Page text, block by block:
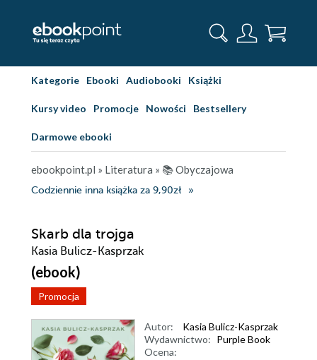
Kategorie Ebooki Audiobooki Książki
Kursy video Promocje Nowości Bestsellery
Darmowe ebooki
ebookpoint.pl » Literatura » 📚 Obyczajowa
Codziennie inna książka za 9,90zł
Skarb dla trojga
Kasia Bulicz-Kasprzak
(ebook)
Promocja
Autor:
Kasia Bulicz-Kasprzak
Wydawnictwo: Purple Book
Ocena: